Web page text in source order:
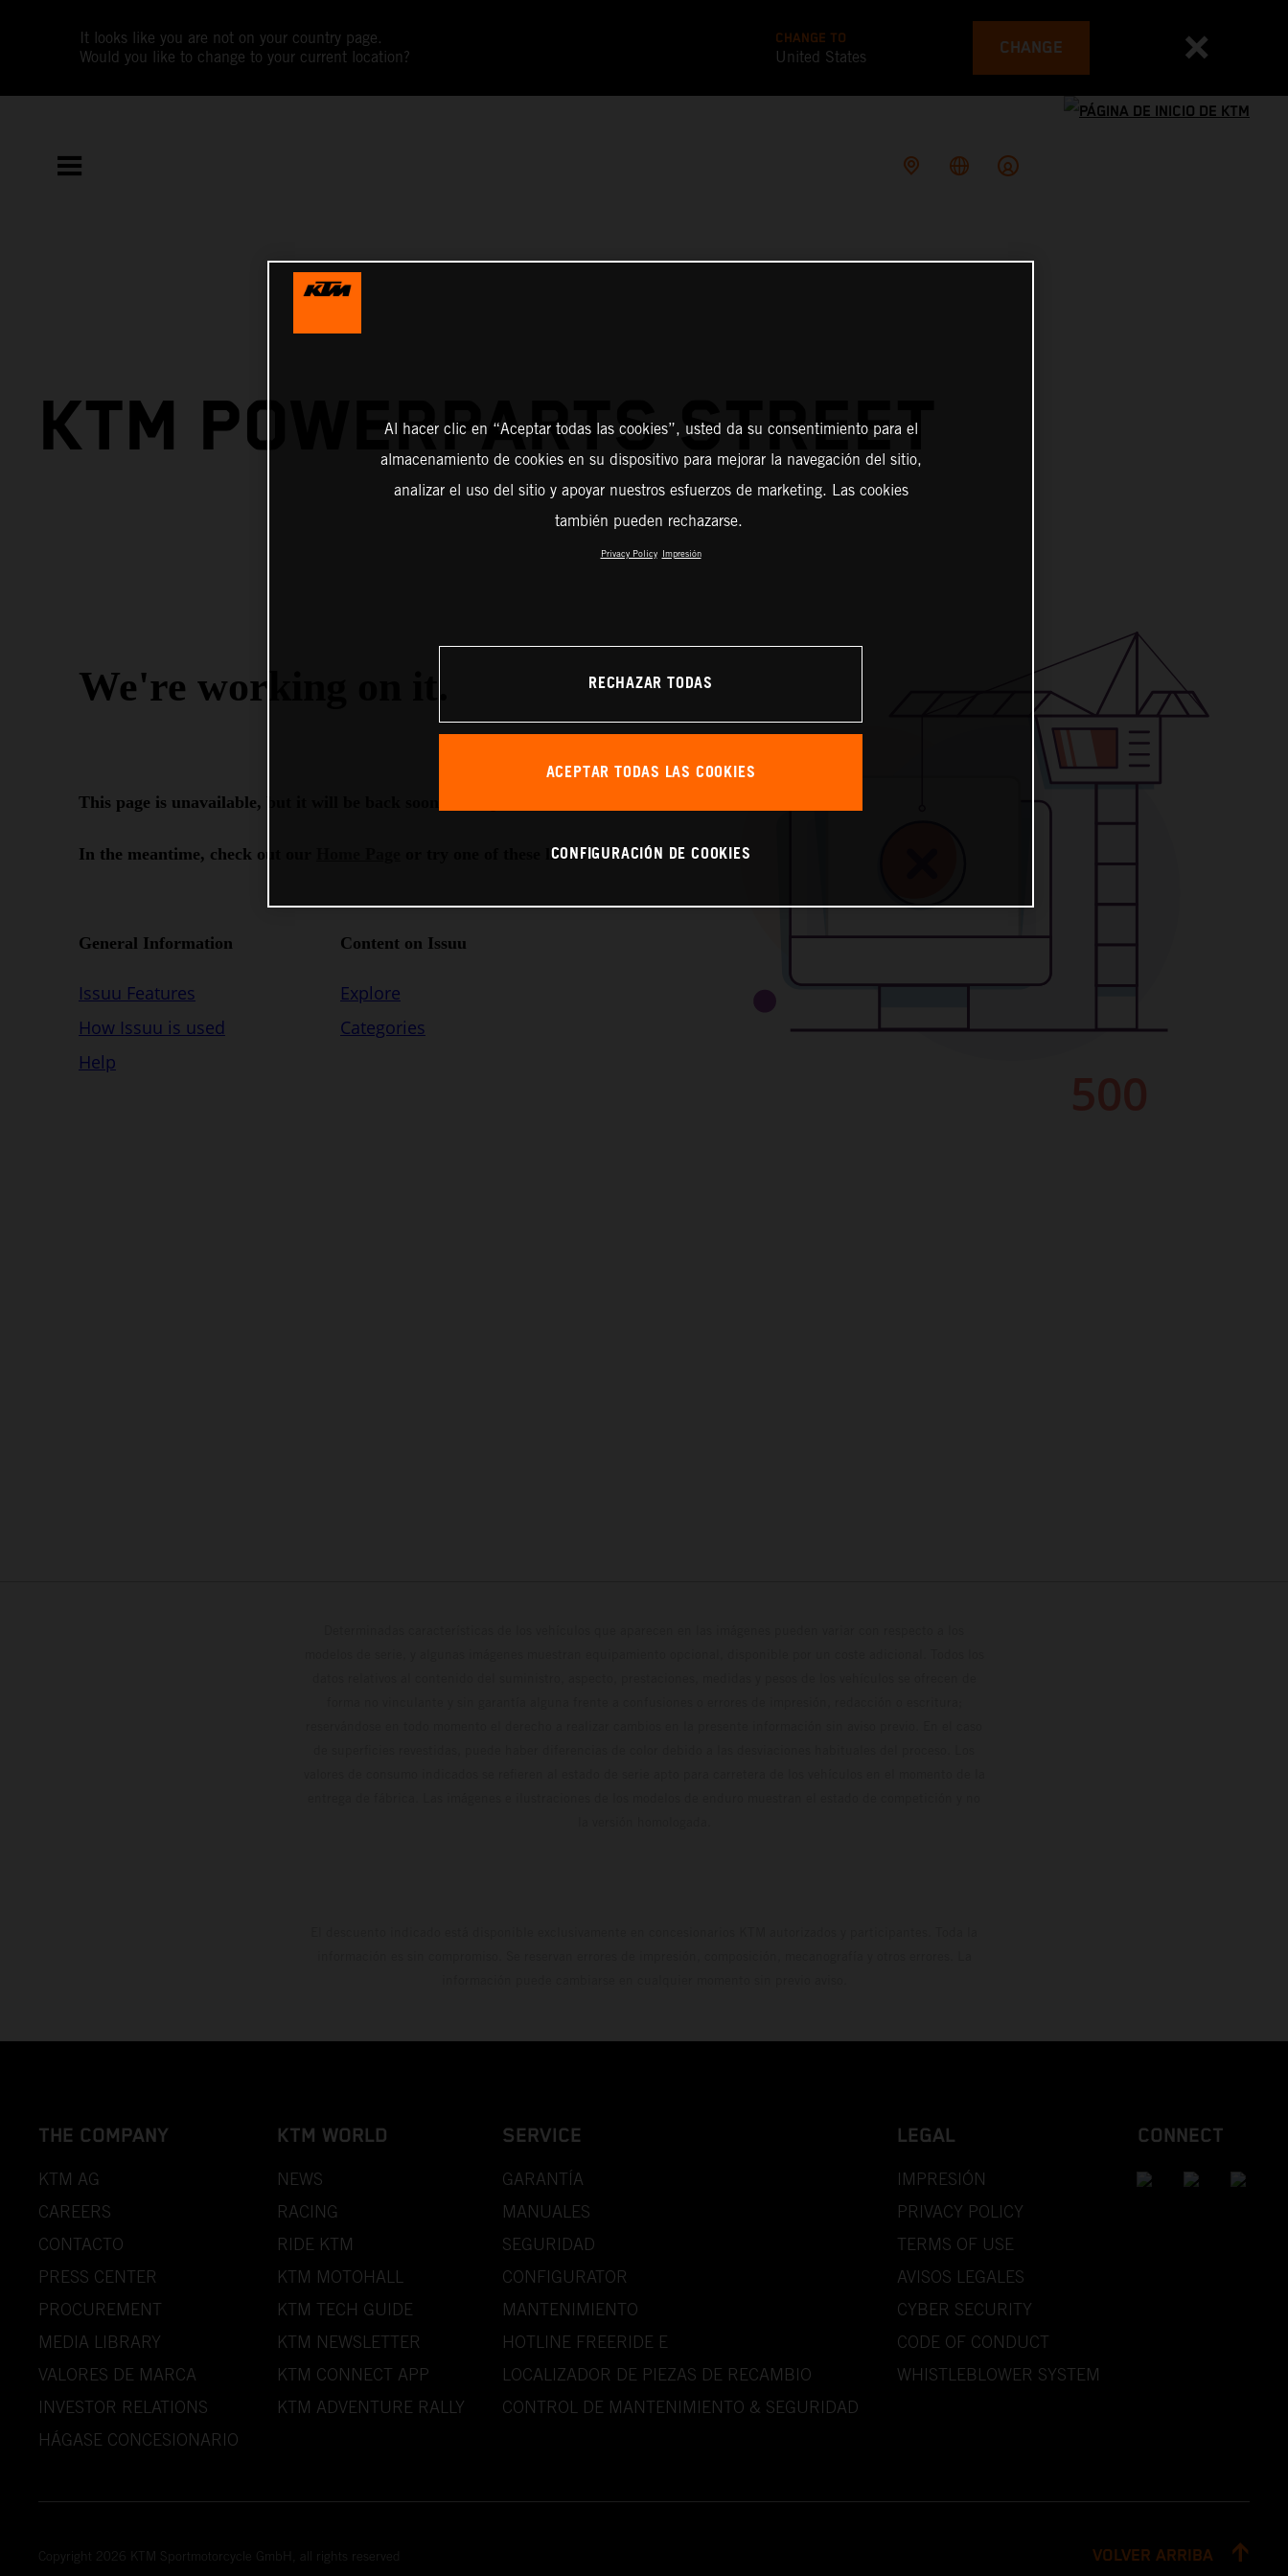
It looks like you are not on your country page.
Would you like to change to your current location?
CHANGE TO
United States CHANGE
KTM POWERPARTS STREET
THE COMPANY
KTM AG
CAREERS
CONTACTO
PRESS CENTER
PROCUREMENT
MEDIA LIBRARY
VALORES DE MARCA
INVESTOR RELATIONS
HÁGASE CONCESIONARIO
KTM WORLD
NEWS
RACING
RIDE KTM
KTM MOTOHALL
KTM TECH GUIDE
KTM NEWSLETTER
KTM CONNECT APP
KTM ADVENTURE RALLY
SERVICE
GARANTÍA
MANUALES
SEGURIDAD
CONFIGURATOR
MANTENIMIENTO
HOTLINE FREERIDE E
LOCALIZADOR DE PIEZAS DE RECAMBIO
CONTROL DE MANTENIMIENTO & SEGURIDAD
LEGAL
IMPRESIÓN
PRIVACY POLICY
TERMS OF USE
AVISOS LEGALES
CYBER SECURITY
CODE OF CONDUCT
WHISTLEBLOWER SYSTEM
CONNECT
Copyright 2026 KTM Sportmotorcycle GmbH, all rights reserved VOLVER ARRIBA
Al hacer clic en “Aceptar todas las cookies”, usted da su consentimiento para el
almacenamiento de cookies en su dispositivo para mejorar la navegación del sitio,
analizar el uso del sitio y apoyar nuestros esfuerzos de marketing. Las cookies
también pueden rechazarse.
Privacy Policy Impresión
RECHAZAR TODAS
ACEPTAR TODAS LAS COOKIES
CONFIGURACIÓN DE COOKIES